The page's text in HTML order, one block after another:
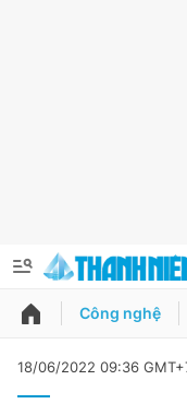
QUẢNG CÁO
Công nghệ
18/06/2022 09:36